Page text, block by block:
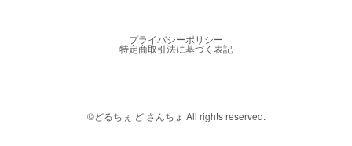
プライバシーポリシー
特定商取引法に基づく表記
©︎どるちぇ ど さんちょ All rights reserved.